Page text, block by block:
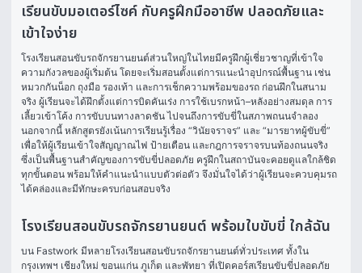
เรียนขับมอเตอร์ไซค์ กับครูฝึกมืออาชีพ ปลอดภัยและ
เข้าใจง่าย
โรงเรียนสอนขับรถจักรยานยนต์ส่วนใหญ่ในไทยมีครูฝึกผู้เชี่ยวชาญที่เข้าใจ
ความกังวลของผู้เริ่มต้น โดยจะเริ่มสอนตั้งแต่การแนะนำอุปกรณ์พื้นฐาน เช่น
หมวกกันน็อก ถุงมือ รองเท้า และการเช็กความพร้อมของรถ ก่อนฝึกในสนาม
จริง ผู้เรียนจะได้ฝึกตั้งแต่การบิดคันเร่ง การใช้เบรกหน้า–หลังอย่างสมดุล การ
เลี้ยวเข้าโค้ง การขับบนทางลาดชัน ไปจนถึงการขับขี่ในสภาพถนนจำลอง
นอกจากนี้ หลักสูตรยังเน้นการเรียนรู้เรื่อง “วินัยจราจร” และ “มารยาทผู้ขับขี่”
เพื่อให้ผู้เรียนเข้าใจสัญญาณไฟ ป้ายเตือน และกฎการจราจรบนท้องถนนจริง
ซึ่งเป็นพื้นฐานสำคัญของการขับขี่ปลอดภัย ครูฝึกในสถาบันจะคอยดูแลใกล้ชิด
ทุกขั้นตอน พร้อมให้คำแนะนำแบบตัวต่อตัว จึงมั่นใจได้ว่าผู้เรียนจะควบคุมรถ
ได้คล่องและมีทักษะครบก่อนสอบจริง
โรงเรียนสอนขับรถจักรยานยนต์ พร้อมใบขับขี่ ใกล้ฉัน
บน Fastwork มีหลายโรงเรียนสอนขับรถจักรยานยนต์ทั่วประเทศ ทั้งใน
กรุงเทพฯ เชียงใหม่ ขอนแก่น ภูเก็ต และพัทยา ที่เปิดคอร์สเรียนขับขี่ปลอดภัย